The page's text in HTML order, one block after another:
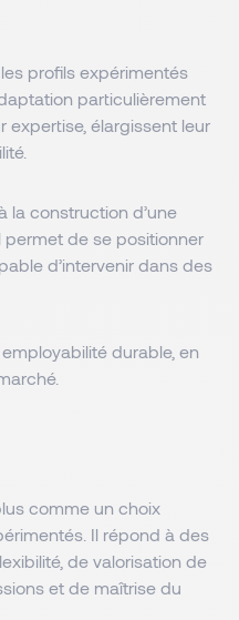
profils expérimentés
particulièrement
expertise, élargissent leur
la construction d’une
permet de se positionner
d’intervenir dans des
durable, en
comme un choix
Il répond à des
de valorisation de
et de maîtrise du